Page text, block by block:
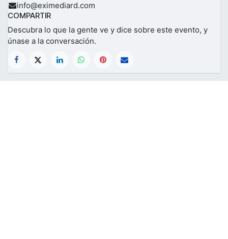
info@eximediard.com
COMPARTIR
Descubra lo que la gente ve y dice sobre este evento, y
únase a la conversación.